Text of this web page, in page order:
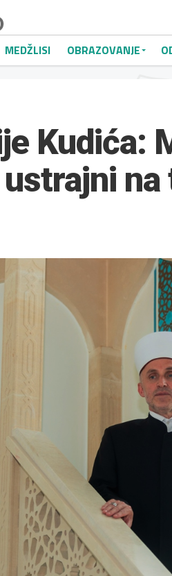
MEDŽLISI OBRAZOVANJE
Kudića:
na